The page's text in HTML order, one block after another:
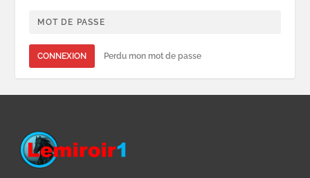
CONNEXION Perdu mon mot de passe